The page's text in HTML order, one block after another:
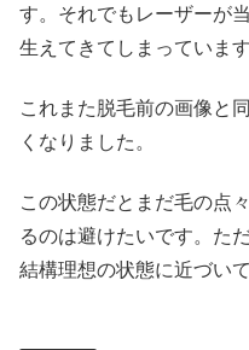
す。それでもレーザーが
生えてきてしまっています
これまた脱毛前の画像と
くなりました。
この状態だとまだ毛の点
るのは避けたいです。た
結構理想の状態に近づい